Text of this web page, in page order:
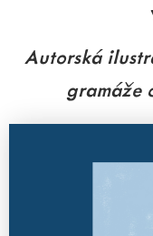
Autorská
gramáže